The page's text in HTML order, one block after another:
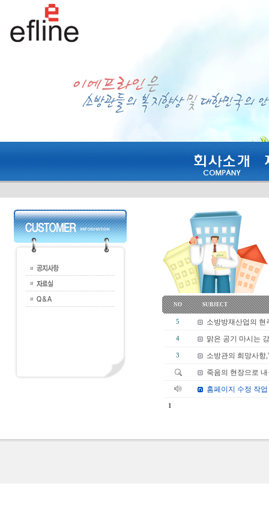
NO SUBJECT
5 소방방재산업의 현
4 맑은 공기 마시는
3
소방관의 희망사항
죽음의 현장으로
홈페이지 수정 작
1